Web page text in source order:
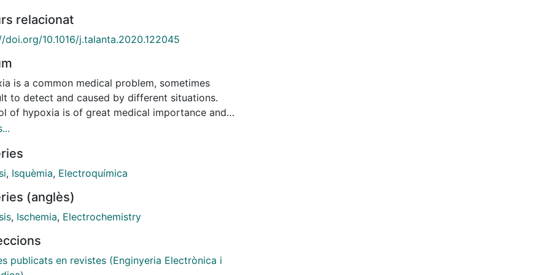
relacionat
doi.org/10.1016/j.talanta.2020.122045
is a common medical problem, sometimes
to detect and caused by different situations.
of hypoxia is of great medical importance and
is essential to prevent life threatening
expensive, and risky. Thus, the development of
and accurate sensors for the continuous
Herein, we report an implantable sensor to
these needs. The developed device is a low-cost,
hypoxia in tissue by means of pH detection.
is based on protonation/deprotonation of
, Isquèmia, Electroquímica
(anglès)
, Ischemia, Electrochemistry
publicats en revistes (Enginyeria Electrònica i